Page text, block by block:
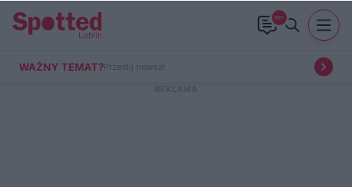
99+
WAŻNY TEMAT?Prześlij newsa!